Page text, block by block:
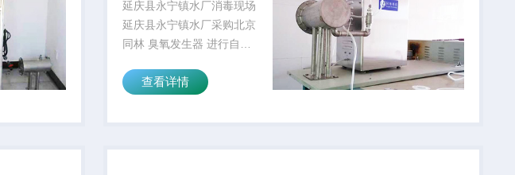
延庆县永宁镇水厂消毒现场
延庆县永宁镇水厂采购北京
同林 臭氧发生器 进行自来
到验收标准。 延庆县永宁
宁镇水厂消毒现场
查看详情